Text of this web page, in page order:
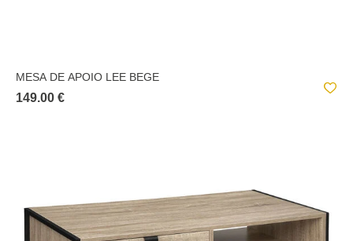
MESA DE APOIO LEE BEGE
149.00 €